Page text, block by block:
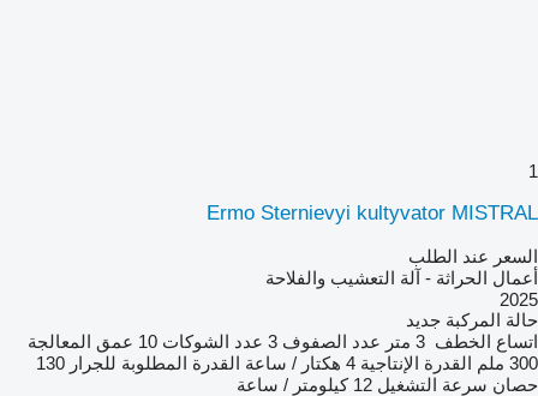
1
Ermo Sternievyi kultyvator MISTRAL
السعر عند الطلب
أعمال الحراثة - آلة التعشيب والفلاحة
2025
حالة المركبة جديد
اتساع الخطف 3 متر عدد الصفوف 3 عدد الشوكات 10 عمق المعالجة
300 ملم
القدرة الإنتاجية 4 هكتار / ساعة القدرة المطلوبة للجرار 130
حصان سرعة التشغيل 12 كيلومتر / ساعة